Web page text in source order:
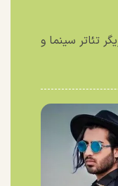
تئاتر سینما و